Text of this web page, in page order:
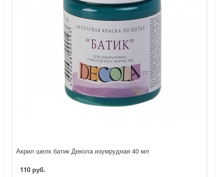
Акрил шелк батик Декола изумрудная 40 мл
110 руб.